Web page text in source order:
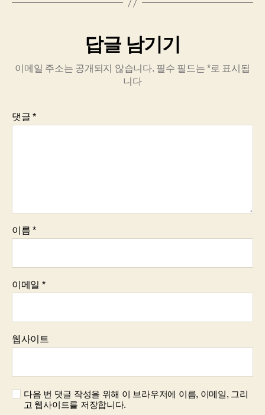
답글 남기기
이메일 주소는 공개되지 않습니다. 필수 필드는*로 표시됩
니다
댓글*
이름*
이메일 *
웹사이트
다음 번 댓글 작성을 위해 이 브라우저에 이름, 이메일, 그리
고 웹사이트를 저장합니다.